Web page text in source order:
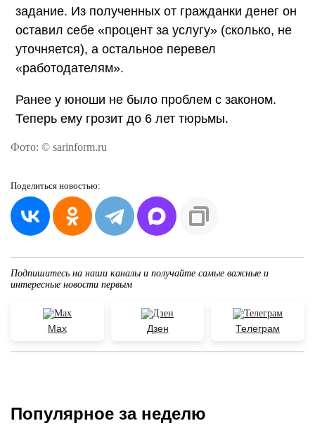
задание. Из полученных от гражданки денег он
оставил себе «процент за услугу» (сколько, не
уточняется), а остальное перевел
«работодателям».
Ранее у юноши не было проблем с законом.
Теперь ему грозит до 6 лет тюрьмы.
Фото: © sarinform.ru
Поделиться новостью:
Подпишитесь на наши каналы и получайте самые важные и
интересные новости первым
Max Дзен Телеграм
Популярное за неделю